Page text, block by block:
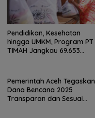
Pendidikan, Kesehatan
hingga UMKM, Program PT
TIMAH Jangkau 69.653
Pemerintah Aceh Tegaskan
Dana Bencana 2025
Transparan dan Sesuai